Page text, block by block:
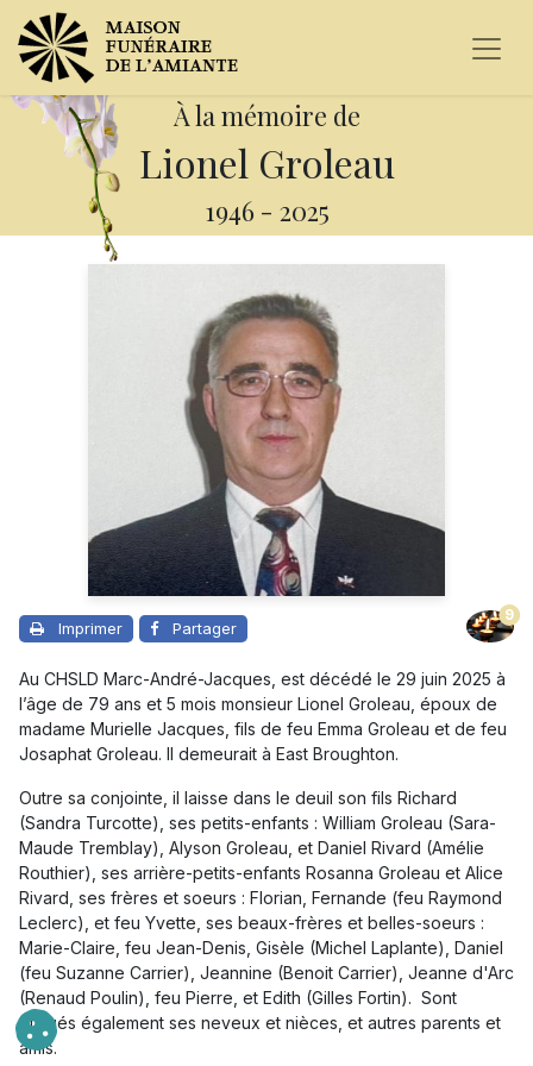
À la mémoire de
Lionel Groleau
1946 - 2025
Imprimer Partager
9
Au CHSLD Marc-André-Jacques, est décédé le 29 juin 2025 à
l’âge de 79 ans et 5 mois monsieur Lionel Groleau, époux de
madame Murielle Jacques, fils de feu Emma Groleau et de feu
Josaphat Groleau. Il demeurait à East Broughton.
Outre sa conjointe, il laisse dans le deuil son fils Richard
(Sandra Turcotte), ses petits-enfants : William Groleau (Sara-
Maude Tremblay), Alyson Groleau, et Daniel Rivard (Amélie
Routhier), ses arrière-petits-enfants Rosanna Groleau et Alice
Rivard, ses frères et soeurs : Florian, Fernande (feu Raymond
Leclerc), et feu Yvette, ses beaux-frères et belles-soeurs :
Marie-Claire, feu Jean-Denis, Gisèle (Michel Laplante), Daniel
(feu Suzanne Carrier), Jeannine (Benoit Carrier), Jeanne d'Arc
(Renaud Poulin), feu Pierre, et Edith (Gilles Fortin). Sont
affligés également ses neveux et nièces, et autres parents et
amis.